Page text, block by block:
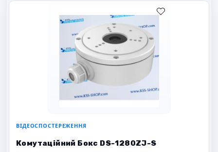
ВІДЕОСПОСТЕРЕЖЕННЯ
Комутаційний Бокс DS-1280ZJ-S